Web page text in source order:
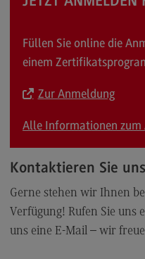
Füllen Sie online die
einem
Zur Anmeldung
Alle Informationen zum
Kontaktieren Sie uns
Gerne stehen wir Ihnen
Verfügung! Rufen Sie uns
uns eine E-Mail – wir